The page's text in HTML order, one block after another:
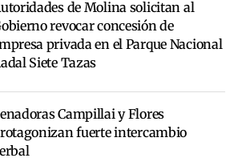
de Molina solicitan al
revocar concesión de
privada en el Parque Nacional
Siete Tazas
Campillai y Flores
fuerte intercambio